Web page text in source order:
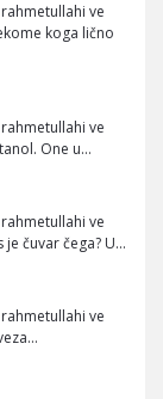
ve
koga lično
ve
One u…
ve
čuvar čega? U…
ve